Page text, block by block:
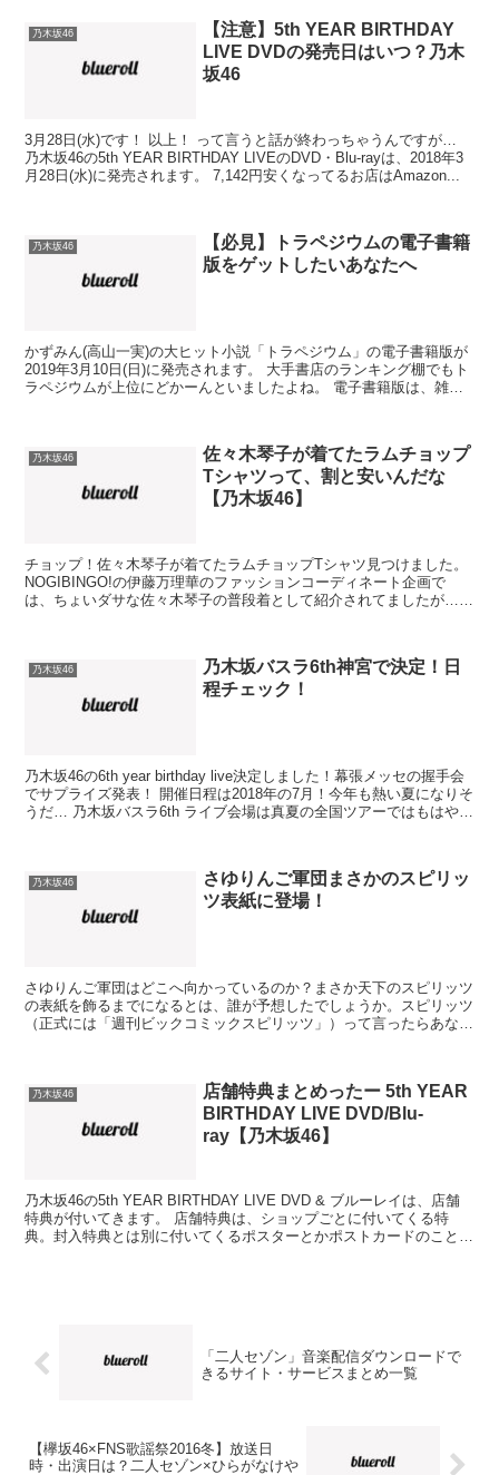
乃木坂46
【注意】5th YEAR BIRTHDAY
LIVE DVDの発売日はいつ？乃木
坂46
3月28日(水)です！ 以上！ って言うと話が終わっちゃうんですが…
乃木坂46の5th YEAR BIRTHDAY LIVEのDVD・Blu-rayは、2018年3
月28日(水)に発売されます。 7,142円安くなってるお店はAmazon...
乃木坂46
【必見】トラペジウムの電子書籍
版をゲットしたいあなたへ
かずみん(高山一実)の大ヒット小説「トラペジウム」の電子書籍版が
2019年3月10日(日)に発売されます。 大手書店のランキング棚でもト
ラペジウムが上位にどかーんといましたよね。 電子書籍版は、雑誌
乃木坂46
佐々木琴子が着てたラムチョップ
Tシャツって、割と安いんだな
【乃木坂46】
チョップ！佐々木琴子が着てたラムチョップTシャツ見つけました。
NOGIBINGO!の伊藤万理華のファッションコーディネート企画で
は、ちょいダサな佐々木琴子の普段着として紹介されてましたが…
乃木坂46
乃木坂バスラ6th神宮で決定！日
程チェック！
乃木坂46の6th year birthday live決定しました！幕張メッセの握手会
でサプライズ発表！ 開催日程は2018年の7月！今年も熱い夏になりそ
うだ… 乃木坂バスラ6th ライブ会場は真夏の全国ツアーではもはやお
乃木坂46
さゆりんご軍団まさかのスピリッ
ツ表紙に登場！
さゆりんご軍団はどこへ向かっているのか？まさか天下のスピリッツ
の表紙を飾るまでになるとは、誰が予想したでしょうか。スピリッツ
（正式には「週刊ビックコミックスピリッツ」）って言ったらあな
乃木坂46
店舗特典まとめったー 5th YEAR
BIRTHDAY LIVE DVD/Blu-
ray【乃木坂46】
乃木坂46の5th YEAR BIRTHDAY LIVE DVD & ブルーレイは、店舗
特典が付いてきます。 店舗特典は、ショップごとに付いてくる特
典。封入特典とは別に付いてくるポスターとかポストカードのことで
「二人セゾン」音楽配信ダウンロードで
きるサイト・サービスまとめ一覧
【欅坂46×FNS歌謡祭2016冬】放送日
時・出演日は？二人セゾン×ひらがなけや